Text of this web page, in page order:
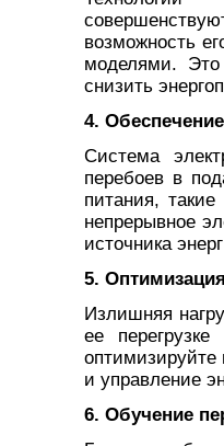
возможность
моделями. Это
снизить
4.
Система
перебоев в
питания, такие
непрерывное
источника
5.
Излишняя
ее
оптимизируйте
и управление
6. Обучение